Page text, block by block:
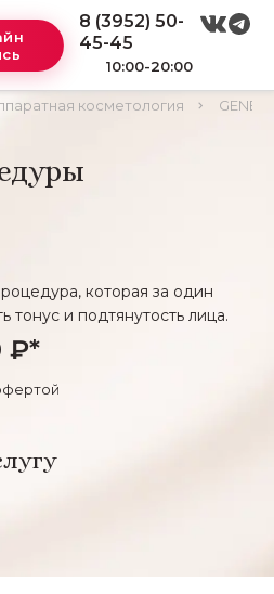
8 (3952) 50-
45-45
10:00-20:00
косметология
которая за один
тонус и подтянутость лица.
₽*